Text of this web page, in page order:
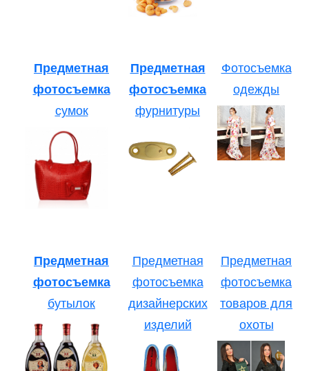
Предметная
фотосъемка
сумок
Предметная
фотосъемка
фурнитуры
Фотосъемка
одежды
Предметная
фотосъемка
бутылок
Предметная
фотосъемка
дизайнерских
изделий
Предметная
фотосъемка
товаров для
охоты